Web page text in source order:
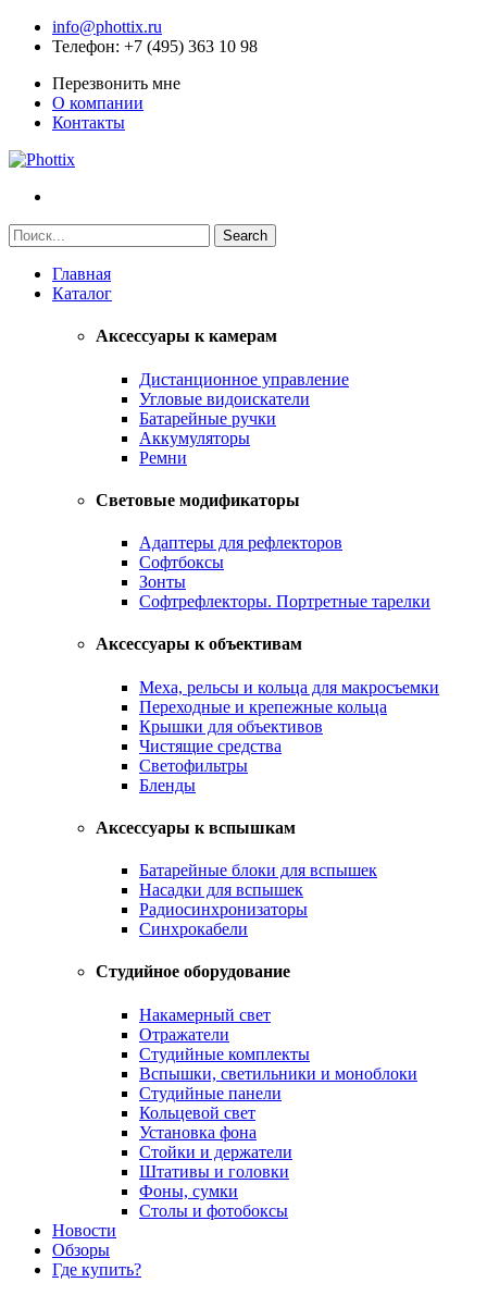
info@phottix.ru
Телефон: +7 (495) 363 10 98
Перезвонить мне
О компании
Контакты
Главная
Каталог
Аксессуары к камерам
Дистанционное управление
Угловые видоискатели
Батарейные ручки
Аккумуляторы
Ремни
Световые модификаторы
Адаптеры для рефлекторов
Софтбоксы
Зонты
Софтрефлекторы. Портретные тарелки
Аксессуары к объективам
Меха, рельсы и кольца для макросъемки
Переходные и крепежные кольца
Крышки для объективов
Чистящие средства
Светофильтры
Бленды
Аксессуары к вспышкам
Батарейные блоки для вспышек
Насадки для вспышек
Радиосинхронизаторы
Синхрокабели
Студийное оборудование
Накамерный свет
Отражатели
Студийные комплекты
Вспышки, светильники и моноблоки
Студийные панели
Кольцевой свет
Установка фона
Стойки и держатели
Штативы и головки
Фоны, сумки
Столы и фотобоксы
Новости
Обзоры
Где купить?